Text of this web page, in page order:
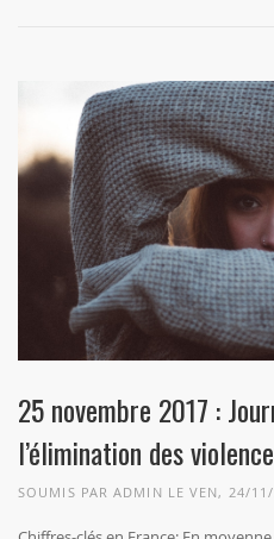
25 novembre 2017 :
l’élimination des
SOUMIS PARADMIN LE VEN, 24/